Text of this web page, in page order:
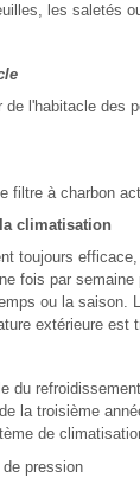
les saletés
de l'habitacle des
filtre à charbon
climatisation
toujours
fois par semaine
ou la saison.
extérieure est
du
la troisième
de
pression